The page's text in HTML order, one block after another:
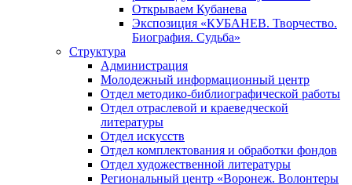
Открываем Кубанева
Экспозиция «КУБАНЕВ. Творчество.
Биография. Судьба»
Структура
Администрация
Молодежный информационный центр
Отдел методико-библиографической работы
Отдел отраслевой и краеведческой
литературы
Отдел искусств
Отдел комплектования и обработки фондов
Отдел художественной литературы
Региональный центр «Воронеж. Волонтеры